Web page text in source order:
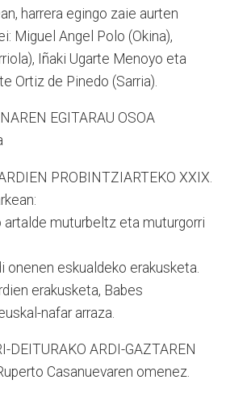
harrera egingo zaie aurten
Miguel Angel Polo (Okina),
Iñaki Ugarte Menoyo eta
Ortiz de Pinedo (Sarria).
EGITARAU OSOA
PROBINTZIARTEKO XXIX.
artalde muturbeltz eta muturgorri
onenen eskualdeko erakusketa.
erakusketa, Babes
nafar arraza.
DEITURAKO ARDI-GAZTAREN
Casanuevaren omenez.